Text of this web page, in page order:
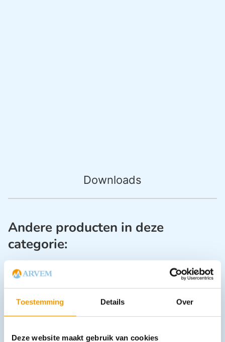
Toestemming Details Over
Deze website maakt gebruik van cookies
Downloads
Andere producten in deze
categorie: